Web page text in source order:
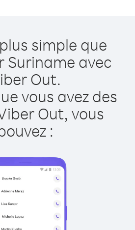
simple que
Suriname avec
Out.
vous avez des
Out, vous
: